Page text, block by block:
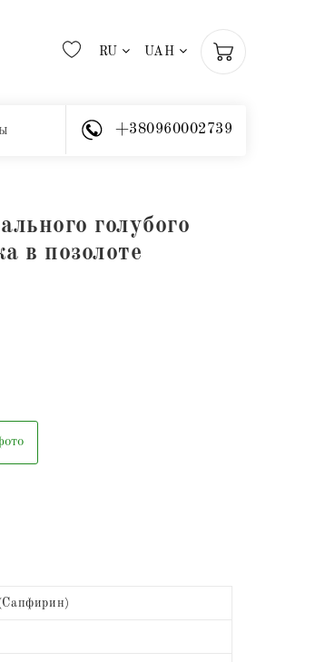
RU UAH
+380960002739
голубого
в позолоте